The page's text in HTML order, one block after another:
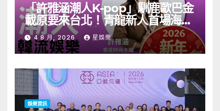
「許雅涵潮人K-pop」馴鹿歐巴金
載原要來台北！青龍新人首場海外
見面會8/9開搶
4 8 月, 2026 星娛樂
娛樂資訊